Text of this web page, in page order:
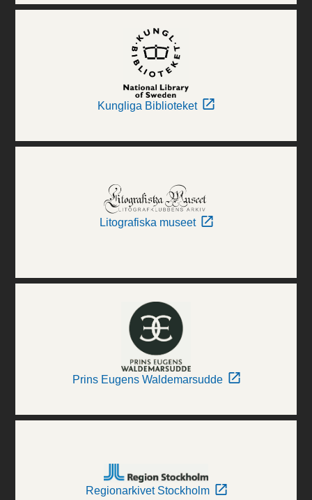
Kungliga Biblioteket
Litografiska museet
Prins Eugens Waldemarsudde
Regionarkivet Stockholm